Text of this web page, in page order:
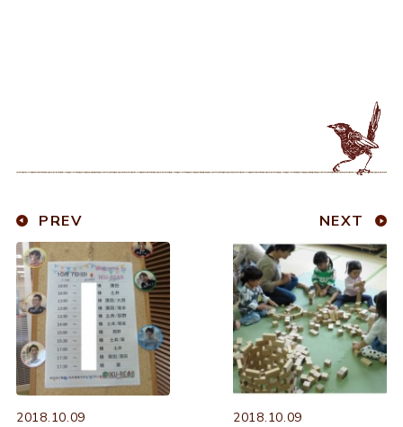
PREV
2018.10.09
NEXT
2018.10.09